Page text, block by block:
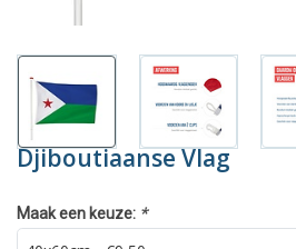
Djiboutiaanse Vlag
Maak een keuze: *